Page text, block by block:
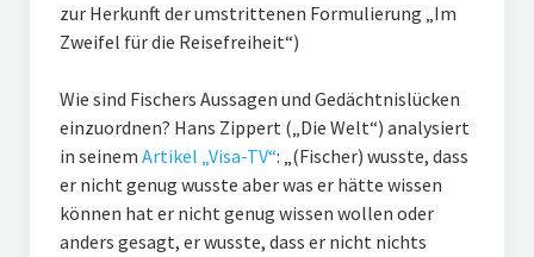
zur Herkunft der umstrittenen Formulierung „Im
Zweifel für die Reisefreiheit“)
Wie sind Fischers Aussagen und Gedächtnislücken
einzuordnen? Hans Zippert („Die Welt“) analysiert
in seinem Artikel „Visa-TV“: „(Fischer) wusste, dass
er nicht genug wusste aber was er hätte wissen
können hat er nicht genug wissen wollen oder
anders gesagt, er wusste, dass er nicht nichts